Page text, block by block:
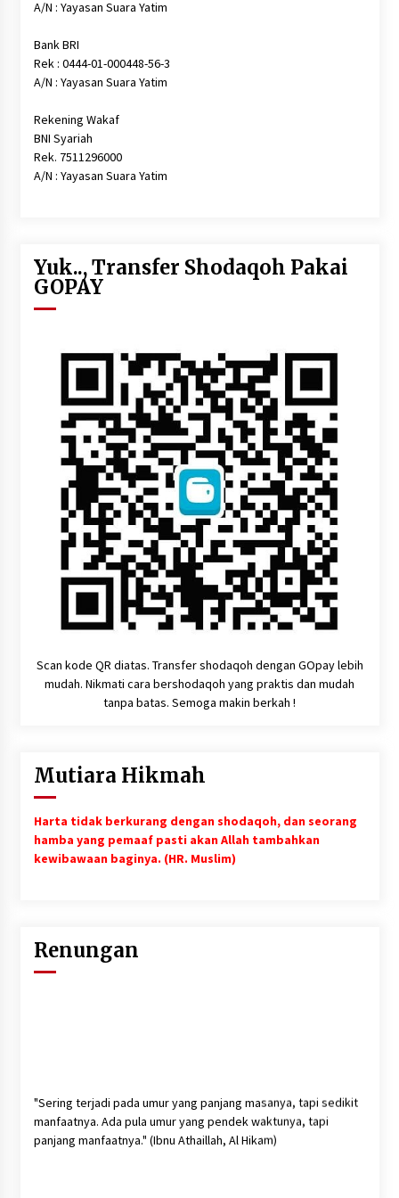
A/N : Yayasan Suara Yatim
Bank BRI
Rek : 0444-01-000448-56-3
A/N : Yayasan Suara Yatim
Rekening Wakaf
BNI Syariah
Rek. 7511296000
A/N : Yayasan Suara Yatim
Yuk.., Transfer Shodaqoh Pakai
GOPAY
Scan kode QR diatas. Transfer shodaqoh dengan GOpay lebih
mudah. Nikmati cara bershodaqoh yang praktis dan mudah
tanpa batas. Semoga makin berkah !
Mutiara Hikmah
Harta tidak berkurang dengan shodaqoh, dan seorang
hamba yang pemaaf pasti akan Allah tambahkan
kewibawaan baginya. (HR. Muslim)
Renungan
"Sering terjadi pada umur yang panjang masanya, tapi sedikit
manfaatnya. Ada pula umur yang pendek waktunya, tapi
panjang manfaatnya." (Ibnu Athaillah, Al Hikam)